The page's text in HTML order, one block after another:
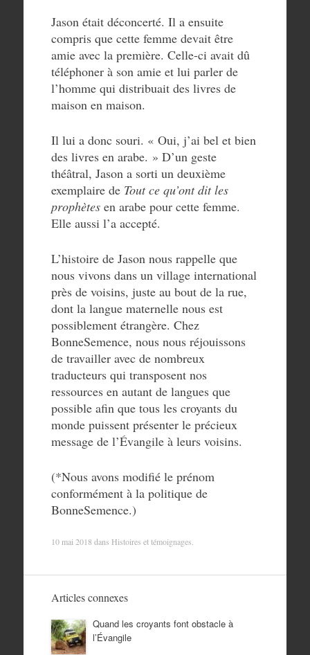
Jason était déconcerté. Il a ensuite
compris que cette femme devait être
amie avec la première. Celle-ci avait dû
téléphoner à son amie et lui parler de
l’homme qui distribuait des livres de
maison en maison.
Il lui a donc souri. « Oui, j’ai bel et bien
des livres en arabe. » D’un geste
théâtral, Jason a sorti un deuxième
exemplaire de Tout ce qu’ont dit les
prophètesen arabe pour cette femme.
Elle aussi l’a accepté.
L’histoire de Jason nous rappelle que
nous vivons dans un village international
près de voisins, juste au bout de la rue,
dont la langue maternelle nous est
possiblement étrangère. Chez
BonneSemence, nous nous réjouissons
de travailler avec de nombreux
traducteurs qui transposent nos
ressources en autant de langues que
possible afin que tous les croyants du
monde puissent présenter le précieux
message de l’Évangile à leurs voisins.
(*Nous avons modifié le prénom
conformément à la politique de
BonneSemence.)
10 mai 2018 dans Histoires et témoignages
Articles connexes
Quand les croyants font obstacle à
l’Évangile